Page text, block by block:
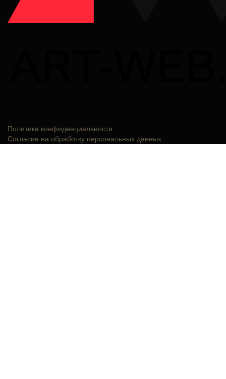
Политика конфиденциальности
Согласие на обработку персональных данных